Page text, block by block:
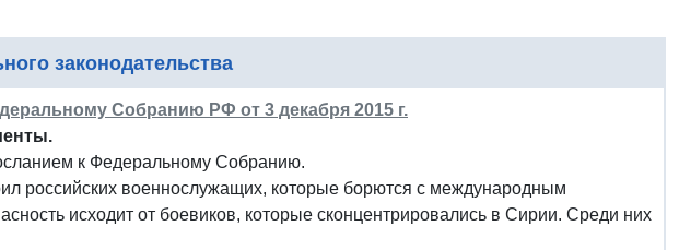
законодательства
Собранию РФ от 3 декабря 2015 г.
к Федеральному Собранию.
российских военнослужащих, которые борются с международным
исходит от боевиков, которые сконцентрировались в Сирии. Среди них